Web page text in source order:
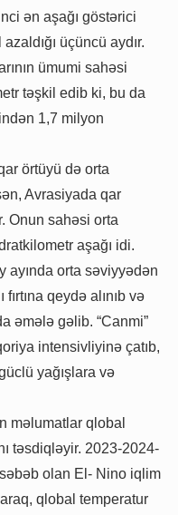
ən aşağı göstərici
üçüncü aydır.
ümumi sahəsi
təşkil edib ki, bu da
1,7 milyon
örtüyü də orta
Avrasiyada qar
Onun sahəsi orta
aşağı idi.
ayında orta səviyyədən
qeydə alınıb və
əmələ gəlib. “Canmi”
intensivliyinə çatıb,
yağışlara və
məlumatlar qlobal
təsdiqləyir. 2023-2024-
olan El- Nino iqlim
qlobal temperatur